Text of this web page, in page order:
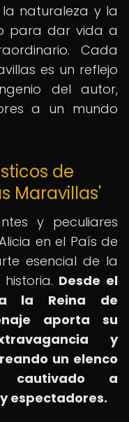
la naturaleza y la
para dar vida a
Cada
es un reflejo
del autor,
a un mundo
de
Maravillas'
y peculiares
en el País de
esencial de la
Desde el
la Reina de
aporta su
y
un elenco
cautivado a
espectadores.